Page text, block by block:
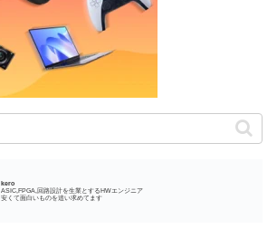
kero
ASIC,FPGA,回路設計を生業とするHWエンジニア
安くて面白いものを追い求めてます